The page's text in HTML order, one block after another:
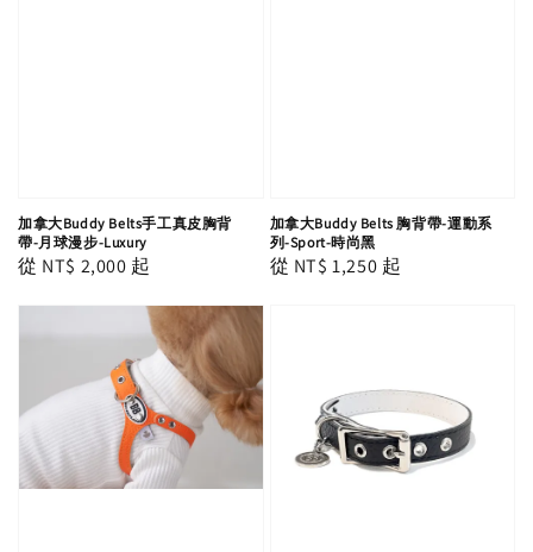
加拿大Buddy Belts手工真皮胸背
帶-月球漫步-Luxury
Regular
從 NT$ 2,000 起
加拿大Buddy Belts 胸背帶-運動系
列-Sport-時尚黑
Regular
從 NT$ 1,250 起